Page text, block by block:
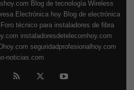
Blog de tecnología Wireless
Electrónica hoy Blog de electrónica
Foro técnico para instaladores de fibra
instaladoresdetelecomhoy.com
seguridadprofesionalhoy.com
noticias.com